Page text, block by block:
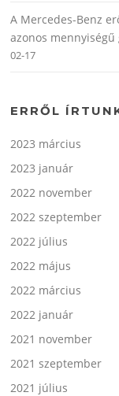
A Mercedes-Benz
azonos
02-17
ERRŐL
2023 március
2023 január
2022 november
2022 szeptember
2022 július
2022 május
2022 március
2022 január
2021 november
2021 szeptember
2021 július